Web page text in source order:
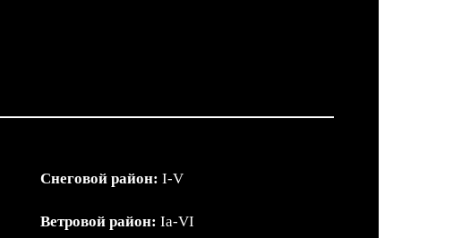
Снеговой район: I-V
Ветровой район: Iа-VI